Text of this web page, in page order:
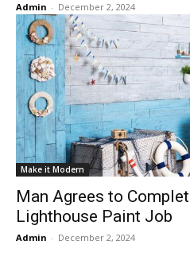
Admin - December 2, 2024
Make it Modern
Man Agrees to
Lighthouse Paint Job
Admin - December 2, 2024